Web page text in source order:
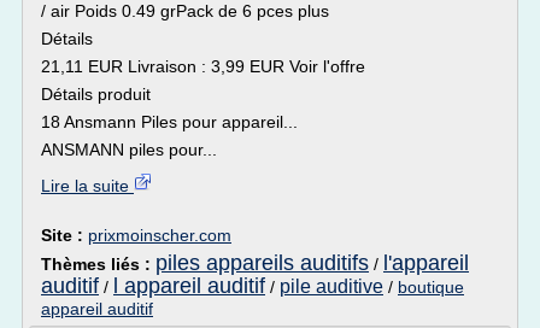
/ air Poids 0.49 grPack de 6 pces plus
Détails
21,11 EUR Livraison : 3,99 EUR Voir l'offre
Détails produit
18 Ansmann Piles pour appareil...
ANSMANN piles pour...
Lire la suite
Site : prixmoinscher.com
Thèmes liés : piles appareils auditifs / l'appareil
auditif / l appareil auditif / pile auditive / boutique
appareil auditif